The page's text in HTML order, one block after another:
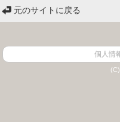
元のサイトに戻る
個人情